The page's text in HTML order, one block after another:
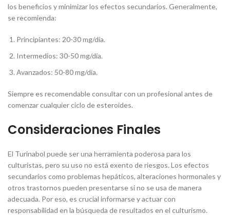
los beneficios y minimizar los efectos secundarios. Generalmente,
se recomienda:
Principiantes: 20-30 mg/día.
Intermedios: 30-50 mg/día.
Avanzados: 50-80 mg/día.
Siempre es recomendable consultar con un profesional antes de
comenzar cualquier ciclo de esteroides.
Consideraciones Finales
El Turinabol puede ser una herramienta poderosa para los
culturistas, pero su uso no está exento de riesgos. Los efectos
secundarios como problemas hepáticos, alteraciones hormonales y
otros trastornos pueden presentarse si no se usa de manera
adecuada. Por eso, es crucial informarse y actuar con
responsabilidad en la búsqueda de resultados en el culturismo.